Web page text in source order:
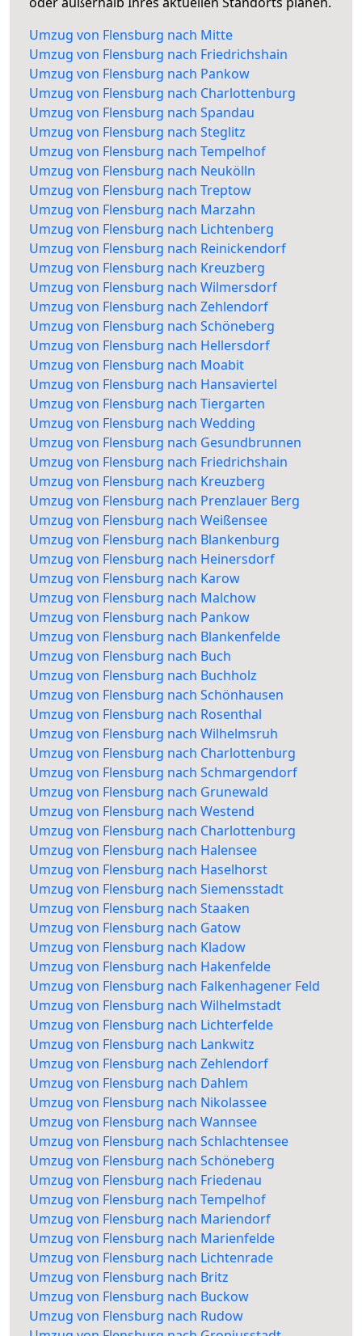
Umzug von Flensburg nach Mitte
Umzug von Flensburg nach Friedrichshain
Umzug von Flensburg nach Pankow
Umzug von Flensburg nach Charlottenburg
Umzug von Flensburg nach Spandau
Umzug von Flensburg nach Steglitz
Umzug von Flensburg nach Tempelhof
Umzug von Flensburg nach Neukölln
Umzug von Flensburg nach Treptow
Umzug von Flensburg nach Marzahn
Umzug von Flensburg nach Lichtenberg
Umzug von Flensburg nach Reinickendorf
Umzug von Flensburg nach Kreuzberg
Umzug von Flensburg nach Wilmersdorf
Umzug von Flensburg nach Zehlendorf
Umzug von Flensburg nach Schöneberg
Umzug von Flensburg nach Hellersdorf
Umzug von Flensburg nach Moabit
Umzug von Flensburg nach Hansaviertel
Umzug von Flensburg nach Tiergarten
Umzug von Flensburg nach Wedding
Umzug von Flensburg nach Gesundbrunnen
Umzug von Flensburg nach Friedrichshain
Umzug von Flensburg nach Kreuzberg
Umzug von Flensburg nach Prenzlauer Berg
Umzug von Flensburg nach Weißensee
Umzug von Flensburg nach Blankenburg
Umzug von Flensburg nach Heinersdorf
Umzug von Flensburg nach Karow
Umzug von Flensburg nach Malchow
Umzug von Flensburg nach Pankow
Umzug von Flensburg nach Blankenfelde
Umzug von Flensburg nach Buch
Umzug von Flensburg nach Buchholz
Umzug von Flensburg nach Schönhausen
Umzug von Flensburg nach Rosenthal
Umzug von Flensburg nach Wilhelmsruh
Umzug von Flensburg nach Charlottenburg
Umzug von Flensburg nach Schmargendorf
Umzug von Flensburg nach Grunewald
Umzug von Flensburg nach Westend
Umzug von Flensburg nach Charlottenburg
Umzug von Flensburg nach Halensee
Umzug von Flensburg nach Haselhorst
Umzug von Flensburg nach Siemensstadt
Umzug von Flensburg nach Staaken
Umzug von Flensburg nach Gatow
Umzug von Flensburg nach Kladow
Umzug von Flensburg nach Hakenfelde
Umzug von Flensburg nach Falkenhagener Feld
Umzug von Flensburg nach Wilhelmstadt
Umzug von Flensburg nach Lichterfelde
Umzug von Flensburg nach Lankwitz
Umzug von Flensburg nach Zehlendorf
Umzug von Flensburg nach Dahlem
Umzug von Flensburg nach Nikolassee
Umzug von Flensburg nach Wannsee
Umzug von Flensburg nach Schlachtensee
Umzug von Flensburg nach Schöneberg
Umzug von Flensburg nach Friedenau
Umzug von Flensburg nach Tempelhof
Umzug von Flensburg nach Mariendorf
Umzug von Flensburg nach Marienfelde
Umzug von Flensburg nach Lichtenrade
Umzug von Flensburg nach Britz
Umzug von Flensburg nach Buckow
Umzug von Flensburg nach Rudow